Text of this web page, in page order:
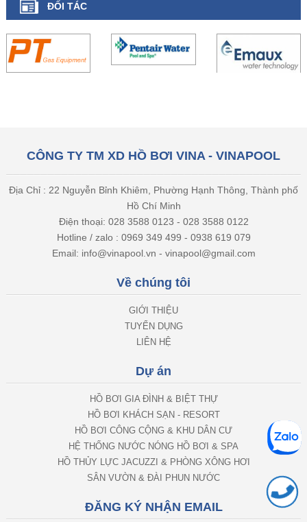
ĐỐI TÁC
CÔNG TY TM XD HỒ BƠI VINA - VINAPOOL
Địa Chỉ : 22 Nguyễn Bỉnh Khiêm, Phường Hạnh Thông, Thành phố
Hồ Chí Minh
Điện thoại: 028 3588 0123 - 028 3588 0122
Hotline / zalo : 0969 349 499 - 0938 619 079
Email: info@vinapool.vn - vinapool@gmail.com
Về chúng tôi
GIỚI THIỆU
TUYỂN DỤNG
LIÊN HỆ
Dự án
HỒ BƠI GIA ĐÌNH & BIỆT THỰ
HỒ BƠI KHÁCH SẠN - RESORT
HỒ BƠI CÔNG CỘNG & KHU DÂN CƯ
HỆ THỐNG NƯỚC NÓNG HỒ BƠI & SPA
HỒ THỦY LỰC JACUZZI & PHÒNG XÔNG HƠI
SÂN VƯỜN & ĐÀI PHUN NƯỚC
ĐĂNG KÝ NHẬN EMAIL